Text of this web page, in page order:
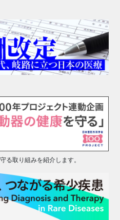
る取り組みを紹介します。